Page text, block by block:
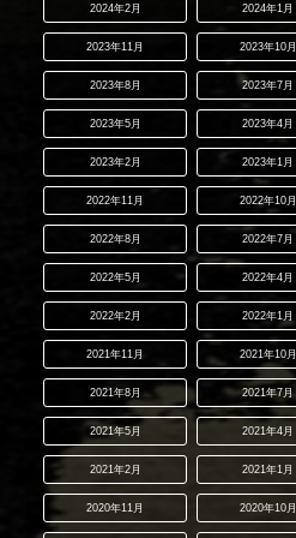
2024年2月 2024年1月
2023年11月 2023年10月
2023年8月 2023年7月
2023年5月 2023年4月
2023年2月 2023年1月
2022年11月 2022年10月
2022年8月 2022年7月
2022年5月 2022年4月
2022年2月 2022年1月
2021年11月 2021年10月
2021年8月 2021年7月
2021年5月 2021年4月
2021年2月 2021年1月
2020年11月 2020年10月